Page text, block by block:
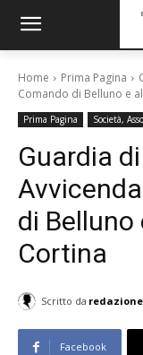
Home Prima Pagina
Comando di Belluno e
Prima Pagina Società,
Guardia
di Belluno
Cortina
Scritto da redazione
Facebook